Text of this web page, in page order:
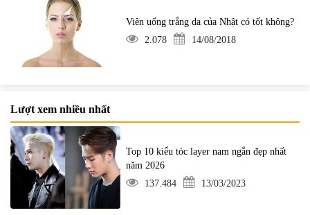
Viên uống trắng da của Nhật có tốt không?
2.078
14/08/2018
Lượt xem nhiều nhất
Top 10 kiểu tóc layer nam ngắn đẹp nhất
năm 2026
137.484
13/03/2023